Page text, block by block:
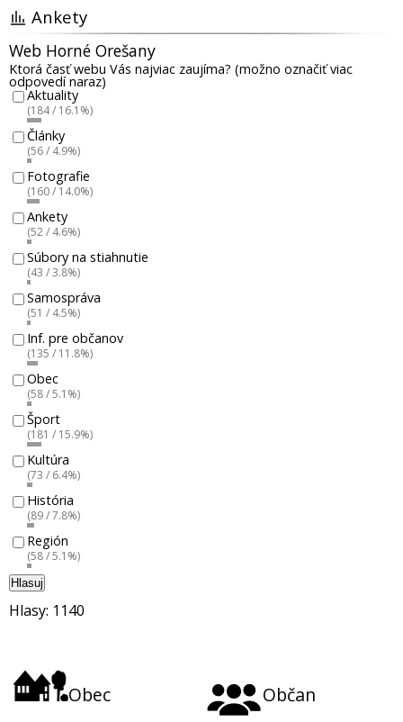
Ankety
Web Horné Orešany
Ktorá časť webu Vás najviac zaujíma? (možno označiť viac
odpovedí naraz)
Aktuality
(184 / 16.1%)
Články
(56 / 4.9%)
Fotografie
(160 / 14.0%)
Ankety
(52 / 4.6%)
Súbory na stiahnutie
(43 / 3.8%)
Samospráva
(51 / 4.5%)
Inf. pre občanov
(135 / 11.8%)
Obec
(58 / 5.1%)
Šport
(181 / 15.9%)
Kultúra
(73 / 6.4%)
História
(89 / 7.8%)
Región
(58 / 5.1%)
Hlasuj
Hlasy: 1140
Obec Občan